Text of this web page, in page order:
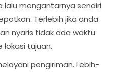
lalu mengantarnya sendiri
Terlebih jika anda
nyaris tidak ada waktu
lokasi tujuan.
pengiriman. Lebih-